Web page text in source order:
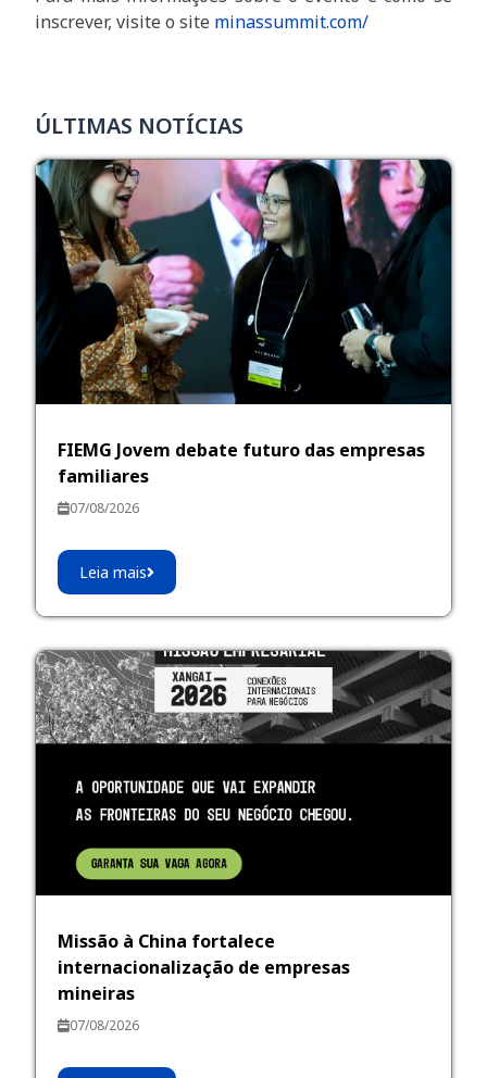
inscrever, visite o site minassummit.com/
ÚLTIMAS NOTÍCIAS
FIEMG Jovem debate futuro das empresas
familiares
07/08/2026
Leia mais
Missão à China fortalece
internacionalização de empresas
mineiras
07/08/2026